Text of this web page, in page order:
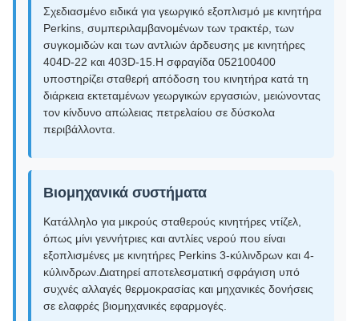
Σχεδιασμένο ειδικά για γεωργικό εξοπλισμό με κινητήρα
Perkins, συμπεριλαμβανομένων των τρακτέρ, των
συγκομιδών και των αντλιών άρδευσης με κινητήρες
404D-22 και 403D-15.Η σφραγίδα 052100400
υποστηρίζει σταθερή απόδοση του κινητήρα κατά τη
διάρκεια εκτεταμένων γεωργικών εργασιών, μειώνοντας
τον κίνδυνο απώλειας πετρελαίου σε δύσκολα
περιβάλλοντα.
Βιομηχανικά συστήματα
Κατάλληλο για μικρούς σταθερούς κινητήρες ντίζελ,
όπως μίνι γεννήτριες και αντλίες νερού που είναι
εξοπλισμένες με κινητήρες Perkins 3-κύλινδρων και 4-
κύλινδρων.Διατηρεί αποτελεσματική σφράγιση υπό
συχνές αλλαγές θερμοκρασίας και μηχανικές δονήσεις
σε ελαφρές βιομηχανικές εφαρμογές.